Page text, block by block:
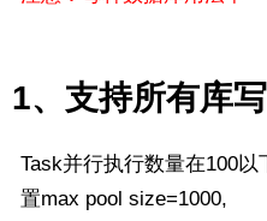
1、支持所有库
Task并行执行数量在100
置max pool size=1000,